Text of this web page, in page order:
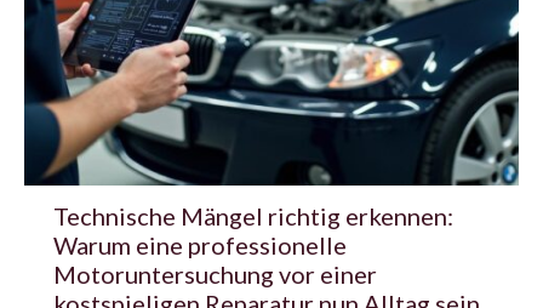
Technische Mängel richtig erkennen:
Warum eine professionelle
Motoruntersuchung vor einer